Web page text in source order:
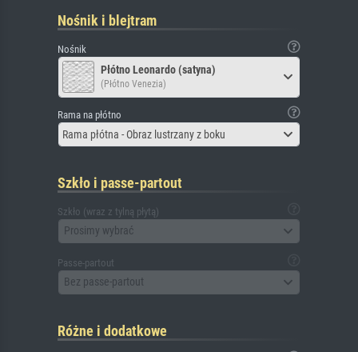
Nośnik i blejtram
Nośnik
Płótno Leonardo (satyna)
(Płótno Venezia)
Rama na płótno
Rama płótna - Obraz lustrzany z boku
Szkło i passe-partout
Szkło (wraz z tylną płytą)
Prosimy wybrać
Passe-partout
Bez passe-partout
Różne i dodatkowe